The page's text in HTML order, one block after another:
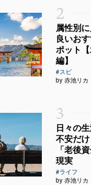
2
属性別
良いお
ポット
編】
#スピ
by 赤池リカ
3
日々の
不安だ
「老後
現実
#ライフ
by 赤池リカ